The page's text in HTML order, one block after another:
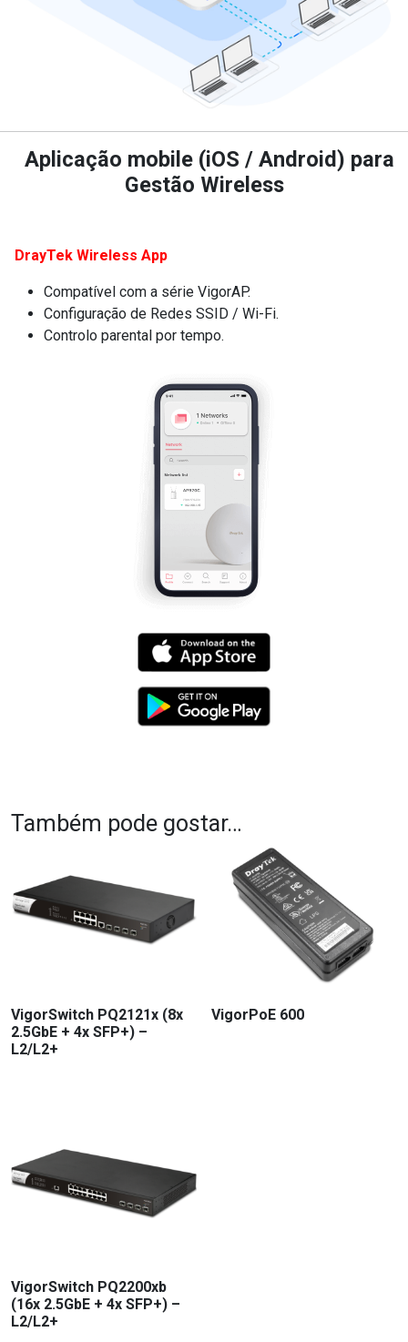
Aplicação mobile (iOS / Android) para
Gestão Wireless
DrayTek Wireless App
Compatível com a série VigorAP.
Configuração de Redes SSID / Wi-Fi.
Controlo parental por tempo.
Também pode gostar…
VigorSwitch PQ2121x (8x
2.5GbE + 4x SFP+) –
L2/L2+
VigorPoE 600
VigorSwitch PQ2200xb
(16x 2.5GbE + 4x SFP+) –
L2/L2+